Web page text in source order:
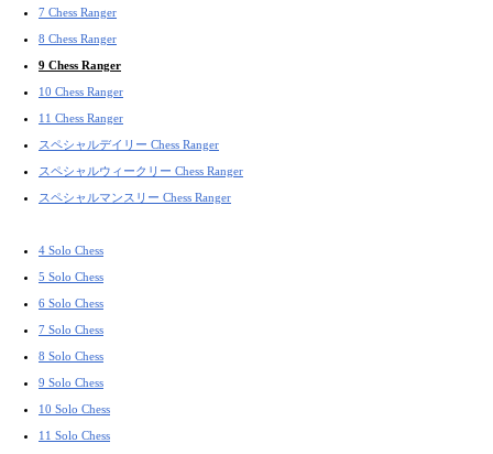
7 Chess Ranger
8 Chess Ranger
9 Chess Ranger
10 Chess Ranger
11 Chess Ranger
スペシャルデイリー Chess Ranger
スペシャルウィークリー Chess Ranger
スペシャルマンスリー Chess Ranger
4 Solo Chess
5 Solo Chess
6 Solo Chess
7 Solo Chess
8 Solo Chess
9 Solo Chess
10 Solo Chess
11 Solo Chess